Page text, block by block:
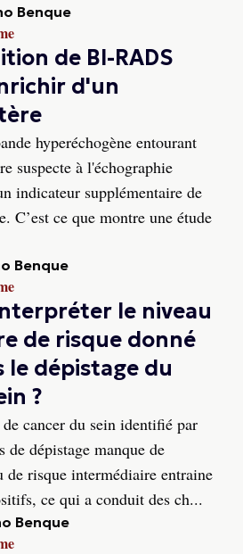
Benque
de BI-RADS
d'un
hyperéchogène entourant
suspecte à l'échographie
indicateur supplémentaire de
C’est ce que montre une étude
Benque
le niveau
de risque donné
le dépistage du
?
cancer du sein identifié par
de dépistage manque de
de risque intermédiaire entraine
ce qui a conduit des ch...
Benque